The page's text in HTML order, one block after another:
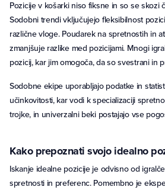
Pozicije v košarki niso fiksne in so se skozi
Sodobni trendi vključujejo fleksibilnost
različne vloge. Poudarek na spretnostih in
zmanjšuje razlike med pozicijami. Mnogi
pozicij, kar jim omogoča, da so svestrani in
Sodobne ekipe uporabljajo podatke in
učinkovitosti, kar vodi k specializaciji
trojke, in univerzalni beki postajajo vse
Kako prepoznati svojo idealno
Iskanje idealne pozicije je odvisno od
spretnosti in preferenc. Pomembno je